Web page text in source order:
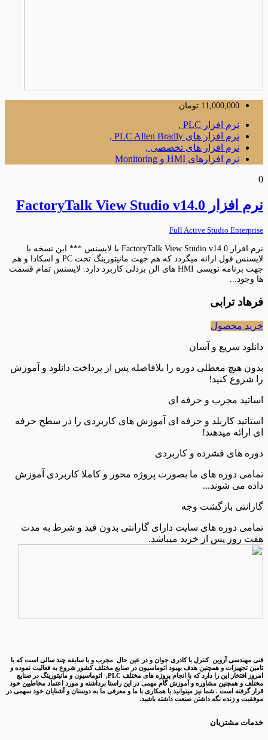
11,000,000 تومان
نرم افزار PLC ,
نرم افزار های PLC Allen Bradly ,
نرم افزار های تخصصی ,
نرم افزارهای HMI و Monitoring
0
نرم افزار FactoryTalk View Studio v14.0
Full Active Studio Enterprise
نرم افزار FactoryTalk View Studio v14.0 با لایسنس *** این نسخه با
لایسنس فول ارائه میگردد که هم جهت مانیتورینگ تحت PC و اسکادا و هم
جهت برنامه نویسی HMI های الن بردلی کاربرد دارد. لایسنس تمام قسمت
ها وجود...
فرهاد ترابی
خرید محصول
دانلود سریع و آسان
بدون هیچ معطلی دوره را بلافاصله پس از پرداخت دانلود و آموزش
را شروع کنید!
اساتید مجرب و حرفه ای
استاتید کاربلد و حرفه ای آموزش های کاربردی را در سطح حرفه
ای ارائه میدهند!
دوره های فشرده و کاربردی
تمامی دوره های ما بصورت پروژه محور و کاملا کاربردی آموزش
داده می شوند...
گارانتی بازگشت وجه
تمامی دوره های سایت دارای گارانتی بدون قید و شرط به مدت
هفت روز پس از خرید میباشد.
فنی مهندسی آروین کنترل با کادری جوان و در عین حال مجرب و با سابقه چند سالی است که با
تامین تجهیزات و همچنین هدف بهبود اتوماسیون در صنایع مختلف کشور شروع به فعالیت نموده و
امروز افتخار این را دارد که با انجام پروژه های مختلف PLC, اتوماسیون و مانیتورینگ در صنایع
مختلف و همچنین مشاوره و آموزش گام مهمی در این راستا برداشته و مورد اعتماد مخاطبین خود
قرار گرفته است . شما نیز میتوانید با همکاری با ما و معرفی ما به دوستان و آشنایان خود سهمی در
موفقیت و زنده نگه داشتن صنعت داشته باشید.
خدمات مشتریان